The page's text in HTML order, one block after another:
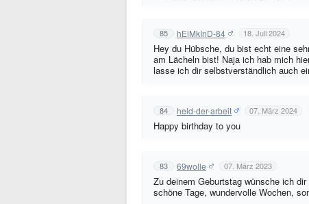
85 hEiMkInD-84 18. Juli 2024
Hey du Hübsche, du bist echt eine
am Lächeln bist! Naja ich hab mich
lasse ich dir selbstverständlich auch
84 held-der-arbeit 07. März 2024
Happy birthday to you
83 69wolle 07. März 2023
Zu deinem Geburtstag wünsche ich
schöne Tage, wundervolle Wochen,